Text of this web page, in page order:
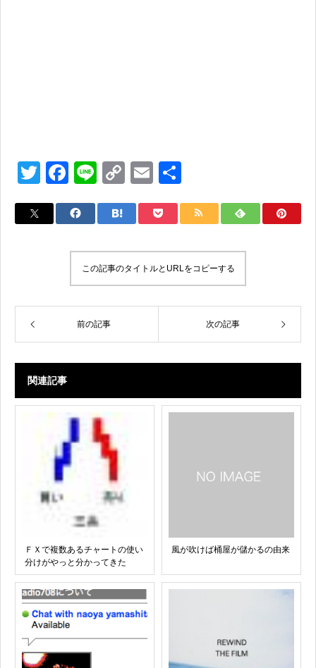
T
tt
F
c
o
o
k
Li
e
C
p
Li
n
k
E
ail
この記事のタイトルとURLをコピーする
前の記事 次の記事
関連記事
ＦＸで複数あるチャートの使い
分けがやっと分かってきた
風が吹けば桶屋が儲かるの由来